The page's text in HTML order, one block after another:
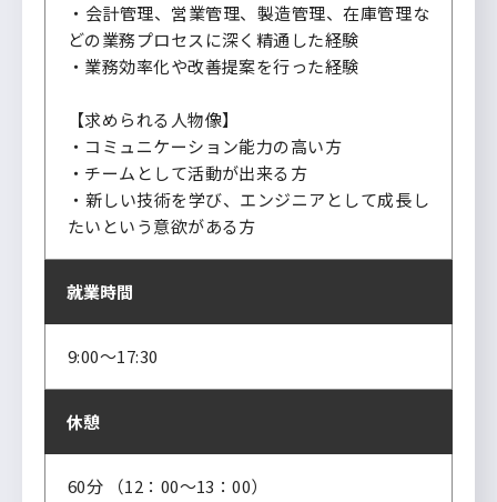
・会計管理、営業管理、製造管理、在庫管理な
どの業務プロセスに深く精通した経験
・業務効率化や改善提案を行った経験
【求められる人物像】
・コミュニケーション能力の高い方
・チームとして活動が出来る方
・新しい技術を学び、エンジニアとして成長し
たいという意欲がある方
就業時間
9:00～17:30
休憩
60分 （12：00～13：00）